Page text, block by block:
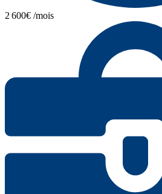
2 600€ /mois